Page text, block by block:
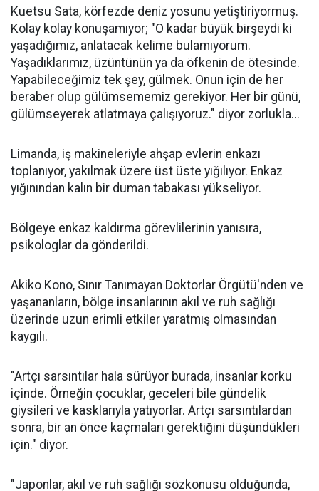
Kuetsu Sata, körfezde deniz yosunu yetiştiriyormuş.
Kolay kolay konuşamıyor; "O kadar büyük birşeydi ki
yaşadığımız, anlatacak kelime bulamıyorum.
Yaşadıklarımız, üzüntünün ya da öfkenin de ötesinde.
Yapabileceğimiz tek şey, gülmek. Onun için de her
beraber olup gülümsememiz gerekiyor. Her bir günü,
gülümseyerek atlatmaya çalışıyoruz." diyor zorlukla...
Limanda, iş makineleriyle ahşap evlerin enkazı
toplanıyor, yakılmak üzere üst üste yığılıyor. Enkaz
yığınından kalın bir duman tabakası yükseliyor.
Bölgeye enkaz kaldırma görevlilerinin yanısıra,
psikologlar da gönderildi.
Akiko Kono, Sınır Tanımayan Doktorlar Örgütü'nden ve
yaşananların, bölge insanlarının akıl ve ruh sağlığı
üzerinde uzun erimli etkiler yaratmış olmasından
kaygılı.
"Artçı sarsıntılar hala sürüyor burada, insanlar korku
içinde. Örneğin çocuklar, geceleri bile gündelik
giysileri ve kasklarıyla yatıyorlar. Artçı sarsıntılardan
sonra, bir an önce kaçmaları gerektiğini düşündükleri
için." diyor.
"Japonlar, akıl ve ruh sağlığı sözkonusu olduğunda,